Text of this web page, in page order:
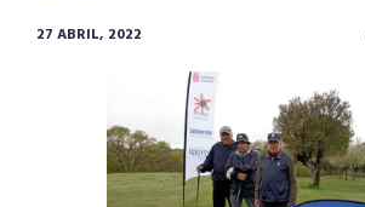
27 ABRIL, 2022